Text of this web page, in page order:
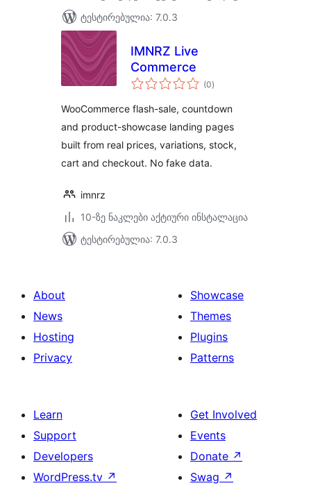
ტესტირებულია: 7.0.3
IMNRZ Live
Commerce
(0საერთო
რეიტინგი
)
WooCommerce flash-sale, countdown
and product-showcase landing pages
built from real prices, variations, stock,
cart and checkout. No fake data.
imnrz
10-ზე ნაკლები აქტიური ინსტალაცია
ტესტირებულია: 7.0.3
About
News
Hosting
Privacy
Showcase
Themes
Plugins
Patterns
Learn
Support
Developers
WordPress.tv ↗
Get Involved
Events
Donate ↗
Swag ↗